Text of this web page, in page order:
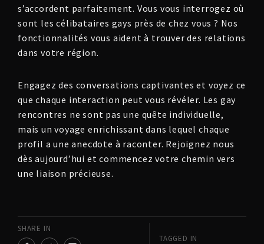
s’accordent parfaitement. Vous vous interrogez où
sont les célibataires gays près de chez vous ? Nos
fonctionnalités vous aident à trouver des relations
dans votre région.
Engagez des conversations captivantes et voyez ce
que chaque interaction peut vous révéler. Les gay
rencontres ne sont pas une quête individuelle,
mais un voyage enrichissant dans lequel chaque
profil a une anecdote à raconter. Rejoignez nous
dès aujourd’hui et commencez votre chemin vers
une liaison précieuse.
SHARE IN
TAGGED IN